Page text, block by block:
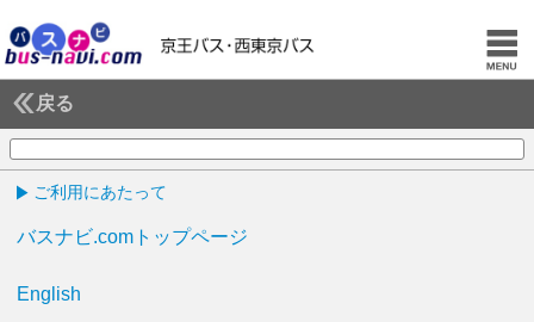
戻る
ご利用にあたって
バスナビ.comトップページ
English